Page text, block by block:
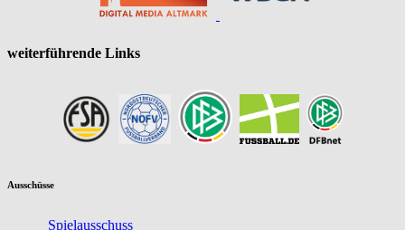
weiterführende Links
Ausschüsse
Spielausschuss